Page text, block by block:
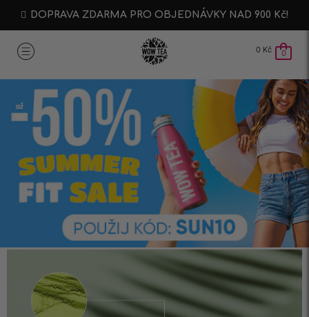
DOPRAVA ZDARMA PRO OBJEDNÁVKY NAD 900 Kč!
0 Kč 0